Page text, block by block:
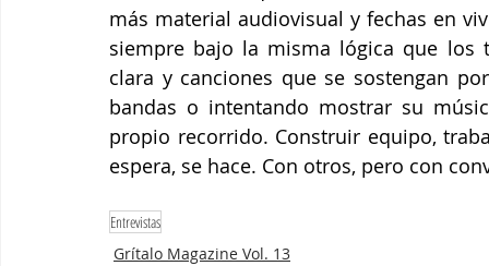
más material audiovisual y fechas en
siempre bajo la misma lógica que los
clara y canciones que se sostengan
bandas o intentando mostrar su
propio recorrido. Construir equipo,
espera, se hace. Con otros, pero con
Entrevistas
Grítalo Magazine Vol. 13